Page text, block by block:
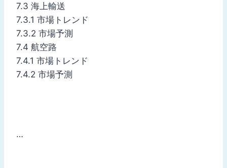
7.3 海上輸送
7.3.1 市場トレンド
7.3.2 市場予測
7.4 航空路
7.4.1 市場トレンド
7.4.2 市場予測
…